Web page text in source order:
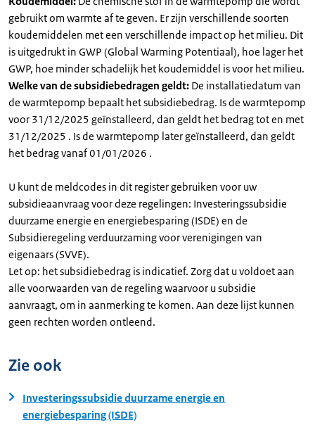
gebruikt om warmte af te geven. Er zijn verschillende soorten
koudemiddelen met een verschillende impact op het milieu. Dit
is uitgedrukt in GWP (Global Warming Potentiaal), hoe lager het
GWP, hoe minder schadelijk het koudemiddel is voor het milieu.
Welke van de subsidiebedragen geldt: De installatiedatum van
de warmtepomp bepaalt het subsidiebedrag. Is de warmtepomp
voor 31/12/2025 geïnstalleerd, dan geldt het bedrag tot en met
31/12/2025 . Is de warmtepomp later geïnstalleerd, dan geldt
het bedrag vanaf 01/01/2026 .
U kunt de meldcodes in dit register gebruiken voor uw
subsidieaanvraag voor deze regelingen: Investeringssubsidie
duurzame energie en energiebesparing (ISDE) en de
Subsidieregeling verduurzaming voor verenigingen van
eigenaars (SVVE).
Let op: het subsidiebedrag is indicatief. Zorg dat u voldoet aan
alle voorwaarden van de regeling waarvoor u subsidie
aanvraagt, om in aanmerking te komen. Aan deze lijst kunnen
geen rechten worden ontleend.
Zie ook
Investeringssubsidie duurzame energie en
energiebesparing (ISDE)